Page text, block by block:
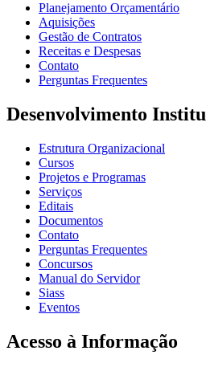
Planejamento Orçamentário
Aquisições
Gestão de Contratos
Receitas e Despesas
Contato
Perguntas Frequentes
Desenvolvimento
Estrutura Organizacional
Cursos
Projetos e Programas
Serviços
Editais
Documentos
Contato
Perguntas Frequentes
Concursos
Manual do Servidor
Siass
Eventos
Acesso à Informação